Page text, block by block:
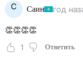
С Саин год
👏👏👏👏
1
Ответить